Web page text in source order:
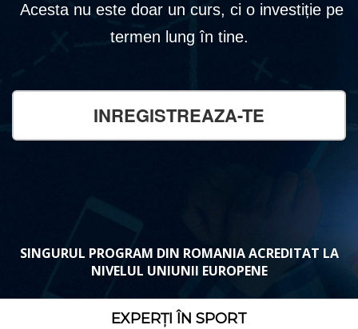
Acesta nu este doar un curs, ci o investiție pe
termen lung în tine.
INREGISTREAZA-TE
SINGURUL PROGRAM DIN ROMANIA ACREDITAT LA
NIVELUL UNIUNII EUROPENE
EXPERȚI ÎN SPORT